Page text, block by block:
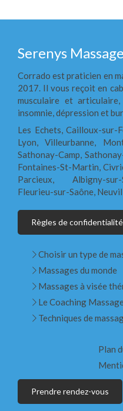
Serenys
Corrado est praticien en
2017. Il vous reçoit en
musculaire et
insomnie, dépression et
Les Echets, Cailloux-sur-
Lyon, Villeurbanne,
Sathonay-Camp,
Fontaines-St-Martin,
Parcieux, Albigny-
Fleurieu-sur-Saône,
Règles de confidentialité
Choisir un type de
Massages du monde
Massages à visée
Le Coaching
Techniques de
Plan
Prendre rendez-vous